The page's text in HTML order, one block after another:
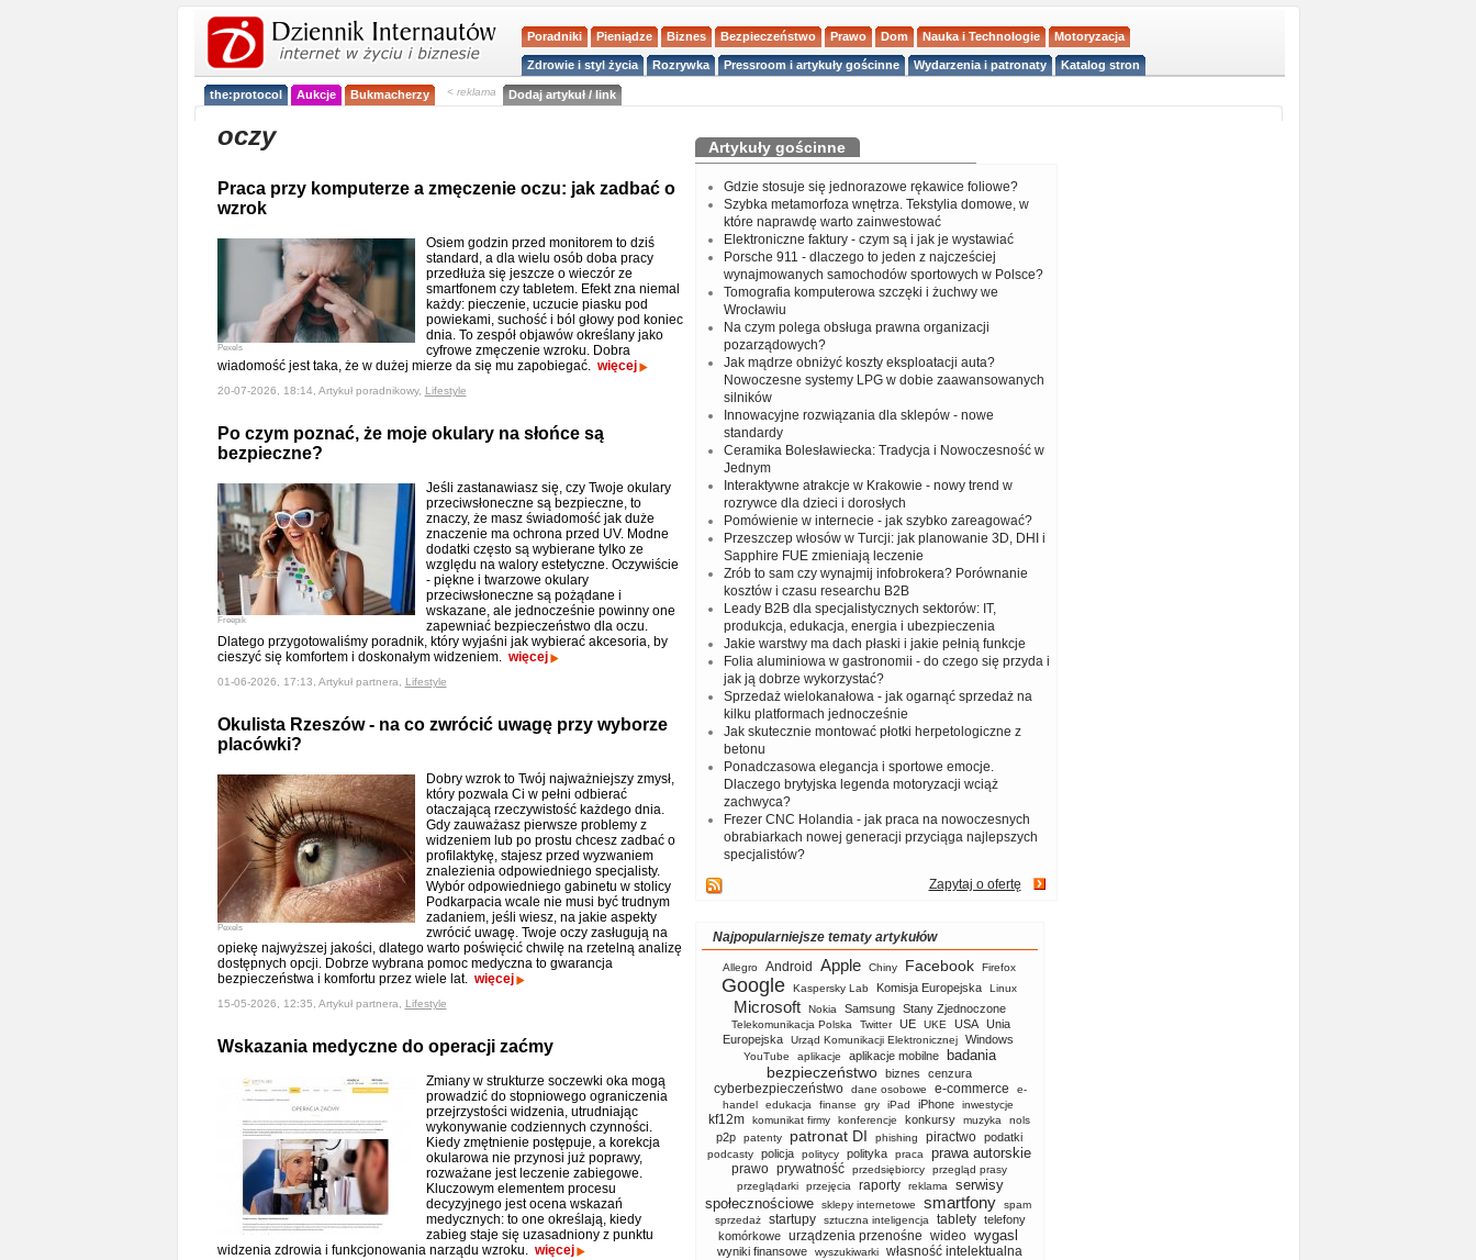
Poradniki Pieniądze Biznes Bezpieczeństwo Prawo Dom Nauka i Technologie Motoryzacja
Zdrowie i styl życia Rozrywka Pressroom i artykuły gościnne Wydarzenia i patronaty Katalog stron
the:protocol Aukcje Bukmacherzy < reklama Dodaj artykuł / link
oczy
Praca przy komputerze a zmęczenie oczu: jak zadbać o
wzrok
Pexels
Osiem godzin przed monitorem to dziś
standard, a dla wielu osób doba pracy
przedłuża się jeszcze o wieczór ze
smartfonem czy tabletem. Efekt zna niemal
każdy: pieczenie, uczucie piasku pod
powiekami, suchość i ból głowy pod koniec
dnia. To zespół objawów określany jako
cyfrowe zmęczenie wzroku. Dobra
wiadomość jest taka, że w dużej mierze da się mu zapobiegać. więcej
20-07-2026, 18:14, Artykuł poradnikowy, Lifestyle
Po czym poznać, że moje okulary na słońce są
bezpieczne?
Freepik
Jeśli zastanawiasz się, czy Twoje okulary
przeciwsłoneczne są bezpieczne, to
znaczy, że masz świadomość jak duże
znaczenie ma ochrona przed UV. Modne
dodatki często są wybierane tylko ze
względu na walory estetyczne. Oczywiście
- piękne i twarzowe okulary
przeciwsłoneczne są pożądane i
wskazane, ale jednocześnie powinny one
zapewniać bezpieczeństwo dla oczu.
Dlatego przygotowaliśmy poradnik, który wyjaśni jak wybierać akcesoria, by
cieszyć się komfortem i doskonałym widzeniem. więcej
01-06-2026, 17:13, Artykuł partnera, Lifestyle
Okulista Rzeszów - na co zwrócić uwagę przy wyborze
placówki?
Pexels
Dobry wzrok to Twój najważniejszy zmysł,
który pozwala Ci w pełni odbierać
otaczającą rzeczywistość każdego dnia.
Gdy zauważasz pierwsze problemy z
widzeniem lub po prostu chcesz zadbać o
profilaktykę, stajesz przed wyzwaniem
znalezienia odpowiedniego specjalisty.
Wybór odpowiedniego gabinetu w stolicy
Podkarpacia wcale nie musi być trudnym
zadaniem, jeśli wiesz, na jakie aspekty
zwrócić uwagę. Twoje oczy zasługują na
opiekę najwyższej jakości, dlatego warto poświęcić chwilę na rzetelną analizę
dostępnych opcji. Dobrze wybrana pomoc medyczna to gwarancja
bezpieczeństwa i komfortu przez wiele lat. więcej
15-05-2026, 12:35, Artykuł partnera, Lifestyle
Wskazania medyczne do operacji zaćmy
Zmiany w strukturze soczewki oka mogą
prowadzić do stopniowego ograniczenia
przejrzystości widzenia, utrudniając
wykonywanie codziennych czynności.
Kiedy zmętnienie postępuje, a korekcja
okularowa nie przynosi już poprawy,
rozważane jest leczenie zabiegowe.
Kluczowym elementem procesu
decyzyjnego jest ocena wskazań
medycznych: to one określają, kiedy
zabieg staje się uzasadniony z punktu
widzenia zdrowia i funkcjonowania narządu wzroku. więcej
Artykuły gościnne
Gdzie stosuje się jednorazowe rękawice foliowe?
Szybka metamorfoza wnętrza. Tekstylia domowe, w
które naprawdę warto zainwestować
Elektroniczne faktury - czym są i jak je wystawiać
Porsche 911 - dlaczego to jeden z najcześciej
wynajmowanych samochodów sportowych w Polsce?
Tomografia komputerowa szczęki i żuchwy we
Wrocławiu
Na czym polega obsługa prawna organizacji
pozarządowych?
Jak mądrze obniżyć koszty eksploatacji auta?
Nowoczesne systemy LPG w dobie zaawansowanych
silników
Innowacyjne rozwiązania dla sklepów - nowe
standardy
Ceramika Bolesławiecka: Tradycja i Nowoczesność w
Jednym
Interaktywne atrakcje w Krakowie - nowy trend w
rozrywce dla dzieci i dorosłych
Pomówienie w internecie - jak szybko zareagować?
Przeszczep włosów w Turcji: jak planowanie 3D, DHI i
Sapphire FUE zmieniają leczenie
Zrób to sam czy wynajmij infobrokera? Porównanie
kosztów i czasu researchu B2B
Leady B2B dla specjalistycznych sektorów: IT,
produkcja, edukacja, energia i ubezpieczenia
Jakie warstwy ma dach płaski i jakie pełnią funkcje
Folia aluminiowa w gastronomii - do czego się przyda i
jak ją dobrze wykorzystać?
Sprzedaż wielokanałowa - jak ogarnąć sprzedaż na
kilku platformach jednocześnie
Jak skutecznie montować płotki herpetologiczne z
betonu
Ponadczasowa elegancja i sportowe emocje.
Dlaczego brytyjska legenda motoryzacji wciąż
zachwyca?
Frezer CNC Holandia - jak praca na nowoczesnych
obrabiarkach nowej generacji przyciąga najlepszych
specjalistów?
Zapytaj o ofertę
Najpopularniejsze tematy artykułów
Allegro Android Apple Chiny Facebook Firefox
Google Kaspersky Lab Komisja Europejska Linux
Microsoft Nokia Samsung Stany Zjednoczone
Telekomunikacja Polska Twitter UE UKE USA
Unia
Europejska
Urząd Komunikacji Elektronicznej Windows
YouTube aplikacje aplikacje mobilne badania
bezpieczeństwo biznes cenzura
cyberbezpieczeństwo dane osobowe e-commerce
e-
handel
edukacja finanse gry iPad iPhone inwestycje
kf12m komunikat firmy konferencje konkursy muzyka nols
p2p patenty patronat DI phishing piractwo podatki
podcasty policja politycy polityka praca prawa autorskie
prawo prywatność przedsiębiorcy
przegląd prasy
przeglądarki
przejęcia raporty reklama
serwisy
społecznościowe
sklepy internetowe smartfony
spam
sprzedaż
startupy sztuczna inteligencja tablety telefony
komórkowe urządzenia przenośne wideo wygasl
wyniki finansowe wyszukiwarki własność intelektualna